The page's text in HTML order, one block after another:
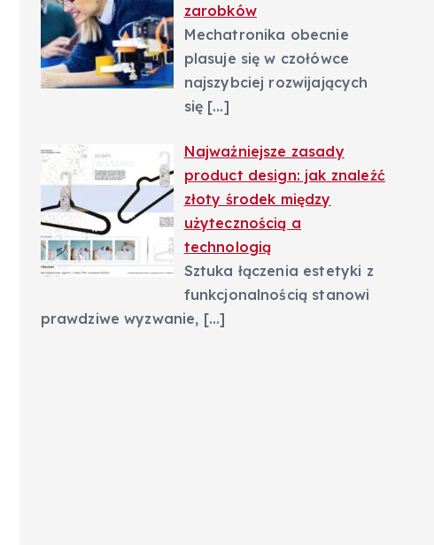
zarobków
Mechatronika obecnie
plasuje się w czołówce
najszybciej rozwijających
się […]
Najważniejsze zasady
product design: jak znaleźć
złoty środek między
użytecznością a
technologią
Sztuka łączenia estetyki z
funkcjonalnością stanowi
prawdziwe wyzwanie, […]